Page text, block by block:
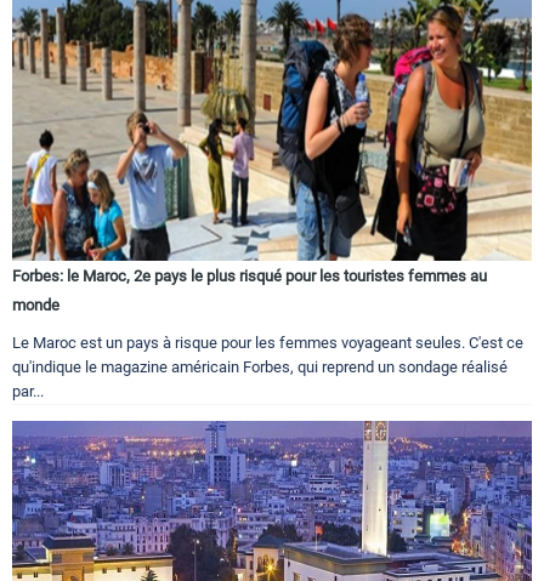
Forbes: le Maroc, 2e pays le plus risqué pour les touristes femmes au
monde
Le Maroc est un pays à risque pour les femmes voyageant seules. C'est ce
qu'indique le magazine américain Forbes, qui reprend un sondage réalisé
par...